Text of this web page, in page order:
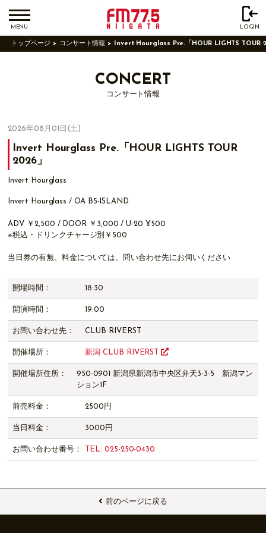
MENU LOGIN
トップページ コンサート情報 Invert Hourglass Pre.「HOUR LIGHTS TOUR
CONCERT
コンサート情報
2026年08月01日(土)
Invert Hourglass Pre.「HOUR LIGHTS TOUR
2026」
Invert Hourglass
Invert Hourglass / OA B5-ISLAND
ADV ￥2,500 / DOOR ￥3,000 / U-20 ¥500
※税込・ドリンクチャージ別￥500
当日券の有無、料金については、問い合わせ先にお伺いください
開場時間： 18:30
開演時間： 19:00
お問い合わせ先： CLUB RIVERST
開催場所： 新潟 CLUB RIVERST
開催場所住所：
950-0901 新潟県新潟市中央区弁天3-3-5 新潟マン
ション1F
前売料金： 2500円
当日料金： 3000円
お問い合わせ番号： TEL: 025-250-0430
前のページに戻る